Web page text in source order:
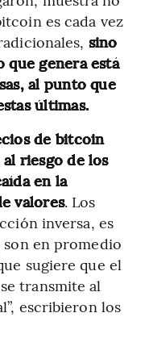
es cada vez
sino
que genera está
al punto que
últimas.
de bitcoin
riesgo de los
en la
valores. Los
inversa, es
en promedio
sugiere que el
transmite al
escribieron los